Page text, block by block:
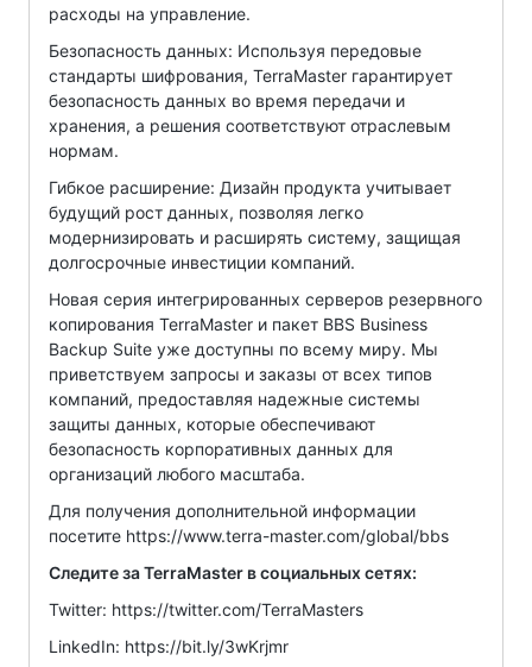
расходы на управление.
Безопасность данных: Используя передовые
стандарты шифрования, TerraMaster гарантирует
безопасность данных во время передачи и
хранения, а решения соответствуют отраслевым
нормам.
Гибкое расширение: Дизайн продукта учитывает
будущий рост данных, позволяя легко
модернизировать и расширять систему, защищая
долгосрочные инвестиции компаний.
Новая серия интегрированных серверов резервного
копирования TerraMaster и пакет BBS Business
Backup Suite уже доступны по всему миру. Мы
приветствуем запросы и заказы от всех типов
компаний, предоставляя надежные системы
защиты данных, которые обеспечивают
безопасность корпоративных данных для
организаций любого масштаба.
Для получения дополнительной информации
посетите https://www.terra-master.com/global/bbs
Следите за TerraMaster в социальных сетях:
Twitter: https://twitter.com/TerraMasters
LinkedIn: https://bit.ly/3wKrjmr